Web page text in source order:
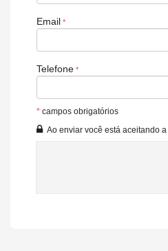
Email
Telefone
* campos obrigatórios
Ao enviar você está aceitando a